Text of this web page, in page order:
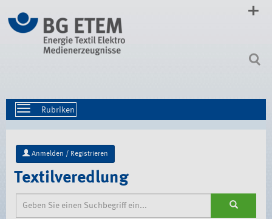
zum
Inhalt
Toggle
navigation
Anmelden / Registrieren
Textilveredlung